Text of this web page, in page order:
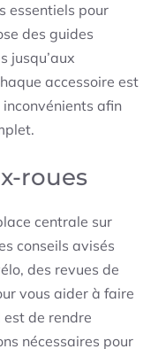
essentiels pour
des guides
jusqu’aux
accessoire est
afin
roues
centrale sur
conseils avisés
des revues de
vous aider à faire
est de rendre
nécessaires pour